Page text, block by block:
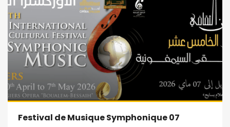
Festival de Musique Symphonique 07